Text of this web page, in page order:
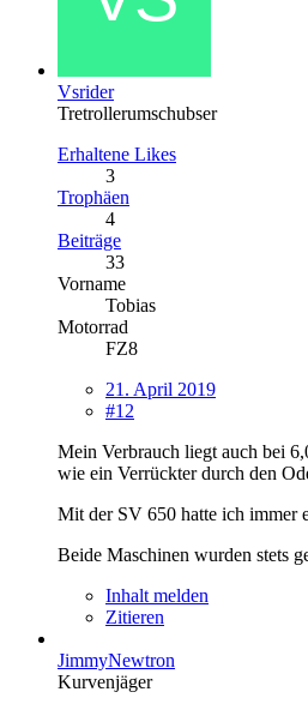
Vsrider
Tretrollerumschubser
Erhaltene Likes
3
Trophäen
4
Beiträge
33
Vorname
Tobias
Motorrad
FZ8
21. April 2019
#12
Mein Verbrauch liegt auch bei
wie ein Verrückter durch den
Mit der SV 650 hatte ich immer
Beide Maschinen wurden stets
Inhalt melden
Zitieren
JimmyNewtron
Kurvenjäger